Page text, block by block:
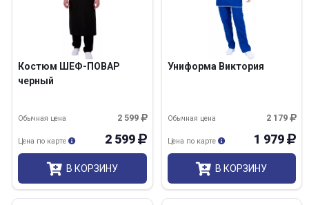
Костюм ШЕФ-ПОВАР
черный
2 599
Обычная цена
2 599
Цена по карте
В КОРЗИНУ
Униформа Виктория
2 179
Обычная цена
1 979
Цена по карте
В КОРЗИНУ